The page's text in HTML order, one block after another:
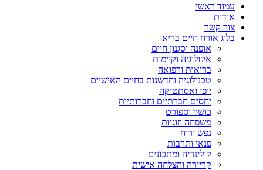
עמוד ראשי
אודות
צור קשר
בלוג אורח חיים בריא
אופנה וסגנון חיים
אקולוגיה וקיימות
בריאות ורפואה
טכנולוגיה וחדשנות בחיים האישיים
יופי ואסתטיקה
יחסים חברתיים וחברותיות
כושר וספורט
משפחה וזוגיות
נפש ורוח
פנאי ותרבות
קולינריה ומתכונים
קריירה והצלחה אישית